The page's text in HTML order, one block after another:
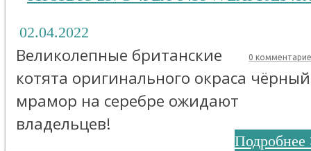
02.04.2022
0
Великолепные британские
котята оригинального окраса чёрный
мрамор на серебре ожидают
владельцев!
Подробнее